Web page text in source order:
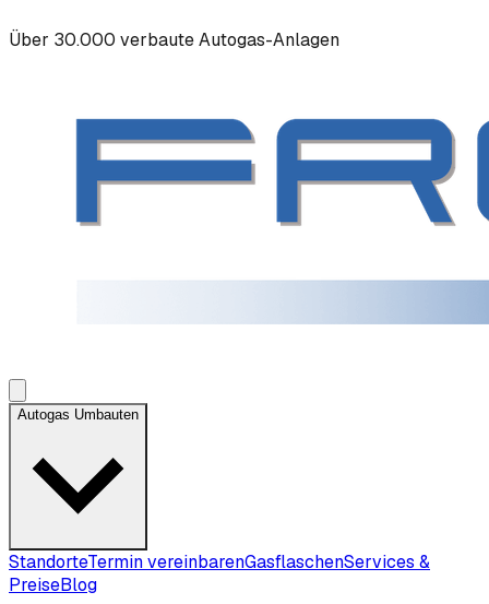
Über 30.000 verbaute Autogas-Anlagen
Autogas Umbauten
StandorteTermin vereinbarenGasflaschenServices &
PreiseBlog